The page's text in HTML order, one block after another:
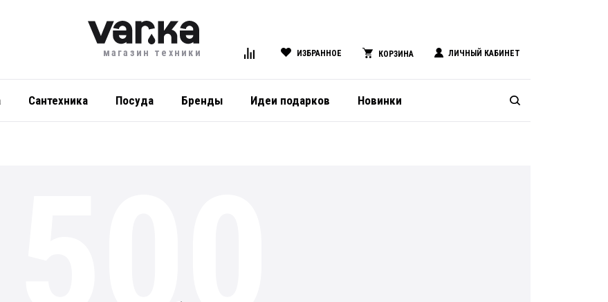
магазин техники ИЗБРАННОЕ КОРЗИНА ЛИЧНЫЙ КАБИНЕТ
Сантехника Посуда Бренды Идеи подарков Новинки
500